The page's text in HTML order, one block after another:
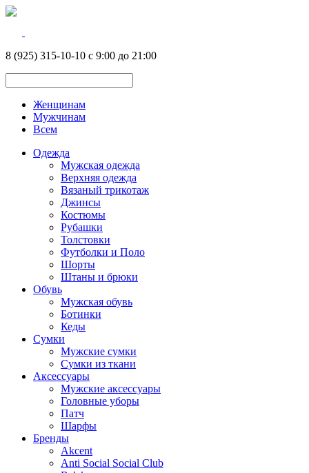
8 (925) 315-10-10 с 9:00 до 21:00
Женщинам
Мужчинам
Всем
Одежда
Мужская одежда
Верхняя одежда
Вязаный трикотаж
Джинсы
Костюмы
Рубашки
Толстовки
Футболки и Поло
Шорты
Штаны и брюки
Обувь
Мужская обувь
Ботинки
Кеды
Сумки
Мужские сумки
Сумки из ткани
Аксессуары
Мужские аксессуары
Головные уборы
Патч
Шарфы
Бренды
Akcent
Anti Social Social Club